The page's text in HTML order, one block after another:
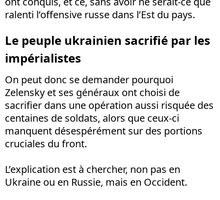
ralenti l’offensive russe dans l’Est du pays.
Le peuple ukrainien sacrifié par les
impérialistes
On peut donc se demander pourquoi
Zelensky et ses généraux ont choisi de
sacrifier dans une opération aussi risquée des
centaines de soldats, alors que ceux-ci
manquent désespérément sur des portions
cruciales du front.
L’explication est à chercher, non pas en
Ukraine ou en Russie, mais en Occident.